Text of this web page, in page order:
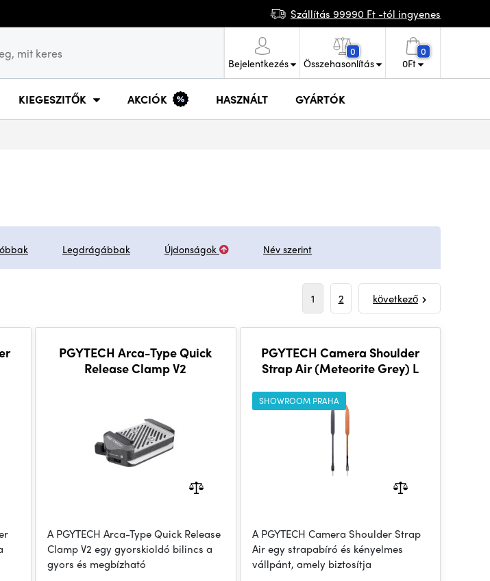
Szállítás 99990 Ft -tól ingyenes
Bejelentkezés
0
Összehasonlítás
0
0Ft
KIEGESZITŐK AKCIÓK HASZNÁLT GYÁRTÓK
Legdrágábbak Újdonságok Név szerint
1 2 következő
PGYTECH Arca-Type Quick
Release Clamp V2
A PGYTECH Arca-Type Quick Release
Clamp V2 egy gyorskioldó bilincs a
gyors és megbízható
PGYTECH Camera Shoulder
Strap Air (Meteorite Grey) L
SHOWROOM PRAHA
A PGYTECH Camera Shoulder Strap
Air egy strapabíró és kényelmes
vállpánt, amely biztosítja